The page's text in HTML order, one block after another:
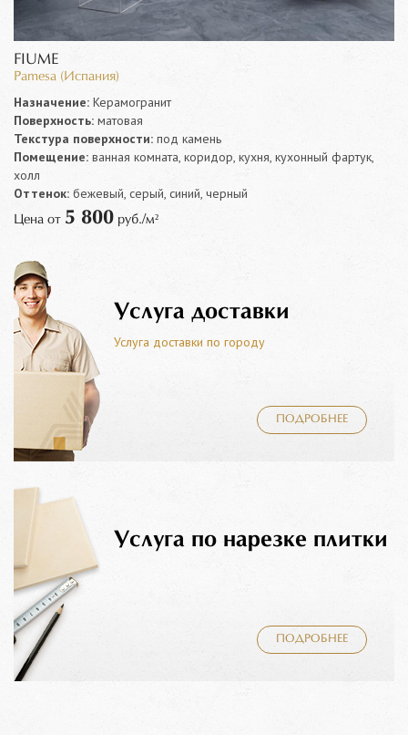
FIUME
Pamesa (Испания)
Назначение: Керамогранит
Поверхность: матовая
Текстура поверхности: под камень
Помещение: ванная комната, коридор, кухня, кухонный фартук,
холл
Оттенок: бежевый, серый, синий, черный
Цена от 5 800 руб./м²
Услуга доставки
Услуга доставки по городу
ПОДРОБНЕЕ
Услуга по нарезке плитки
ПОДРОБНЕЕ